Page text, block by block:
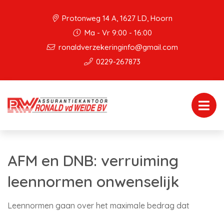
Protonweg 14 A, 1627 LD, Hoorn
Ma - Vr 9:00 - 16:00
ronaldverzekeringinfo@gmail.com
0229-267873
AFM en DNB: verruiming
leennormen onwenselijk
Leennormen gaan over het maximale bedrag dat